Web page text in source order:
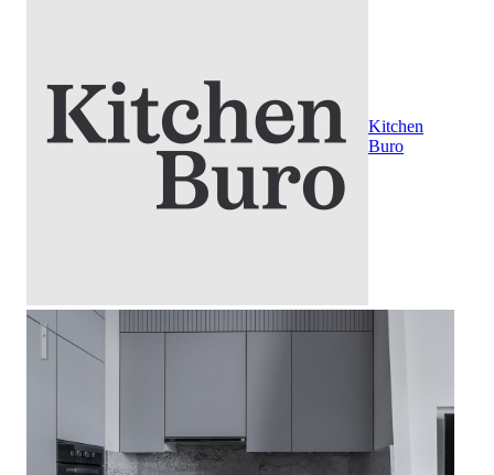
Kitchen
Buro
Монохромная квартира на Добрынинской